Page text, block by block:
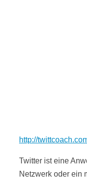
http://
Twitter ist eine
Netzwerk oder ein